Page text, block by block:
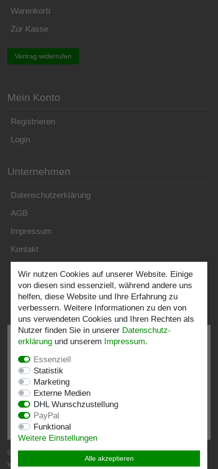
Warenkorb
Zur Kasse
Vertrag widerrufen
Mein Konto
Registrieren
Login
Unternehmen
Datenschutzerklärung
AGB
Impressum
Kontakt
Folgen Sie uns:
bei: shopvote.de, Amazon
Bewertungsprofil bei SHOPVOTE.DE ansehen
Informationen zur Echtheit von Kundenbewertungen
© Copyright 2026 | Stockshop.de GmbH. Alle Rechte
vorbehalten.
Wir nutzen Cookies auf unserer Website. Einige
von diesen sind essenziell, während andere uns
helfen, diese Website und Ihre Erfahrung zu
verbessern. Weitere Informationen zu den von
uns verwendeten Cookies und Ihren Rechten als
Nutzer finden Sie in unserer Daten­schutz­
erklärung und unserem Impressum.
Essenziell
Statistik
Marketing
Externe Medien
DHL Wunschzustellung
PayPal
Funktional
Weitere Einstellungen
Alle akzeptieren